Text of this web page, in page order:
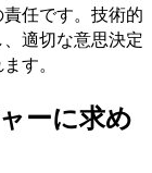
任です。技術的
適切な意思決定
す。
ーに求め